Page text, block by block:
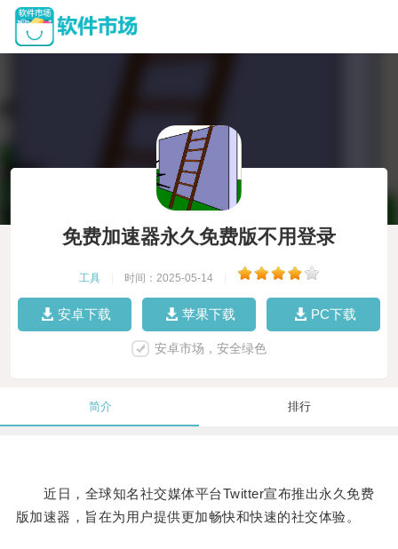
免费加速器永久免费版不用登录
工具 时间：2025-05-14
安卓下载 苹果下载 PC下载
安卓市场，安全绿色
简介 排行
近日，全球知名社交媒体平台Twitter宣布推出永久免费
版加速器，旨在为用户提供更加畅快和快速的社交体验。